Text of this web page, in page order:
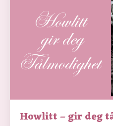
Howlitt – gir deg